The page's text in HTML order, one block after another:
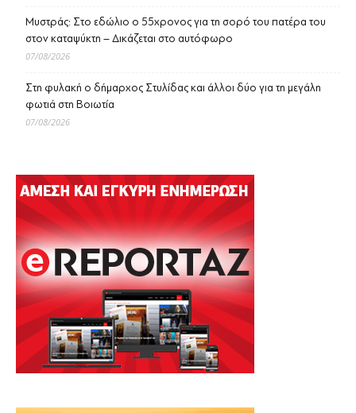
Μυστράς: Στο εδώλιο ο 55χρονος για τη σορό του πατέρα του
στον καταψύκτη – Δικάζεται στο αυτόφωρο
07/08/2026
Στη φυλακή ο δήμαρχος Στυλίδας και άλλοι δύο για τη μεγάλη
φωτιά στη Βοιωτία
07/08/2026